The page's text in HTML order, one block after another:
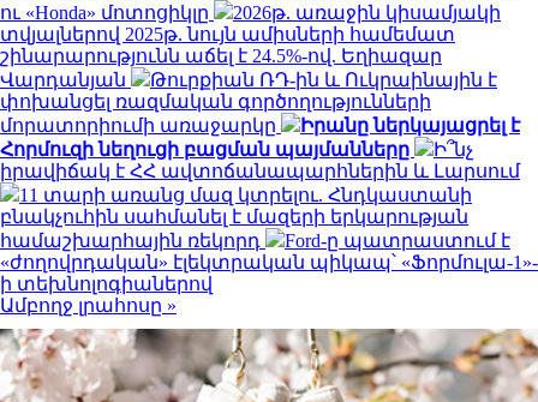
ու «Honda» մոտոցիկլը
2026թ. առաջին կիսամյակի
տվյալներով 2025թ. նույն ամիսների համեմատ
շինարարությունն աճել է 24.5%-ով. Եղիազար
Վարդանյան
Թուրքիան ՌԴ-ին և Ուկրաինային է
փոխանցել ռազմական գործողությունների
մորատորիումի առաջարկը
Իրանը ներկայացրել է
Հորմուզի նեղուցի բացման պայմանները
Ի՞նչ
իրավիճակ է ՀՀ ավտոճանապարհներին և Լարսում
11 տարի առանց մազ կտրելու. Հնդկաստանի
բնակչուհին սահմանել է մազերի երկարության
համաշխարհային ռեկորդ
Ford-ը պատրաստում է
«ժողովրդական» էլեկտրական պիկապ՝ «Ֆորմուլա-1»-
ի տեխնոլոգիաներով
Ամբողջ լրահոսը »